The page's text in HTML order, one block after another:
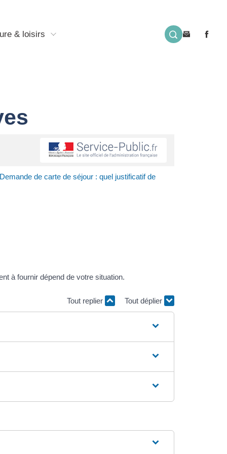
& loisirs
de carte de séjour : quel justificatif de
à fournir dépend de votre situation.
Tout replier Tout déplier